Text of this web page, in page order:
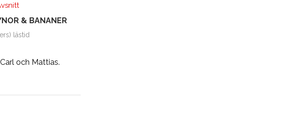
& BANANER
lästid
och Mattias.